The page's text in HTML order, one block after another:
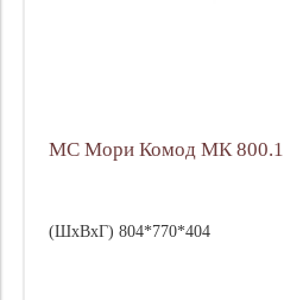
МС Мори Комод МК 800.1
(ШхВхГ) 804*770*404